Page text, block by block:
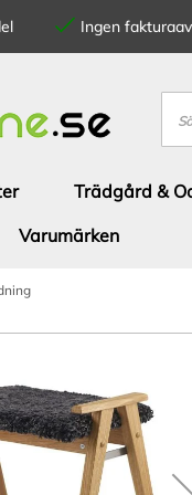
Ingen
Sök
Trädgård &
Varumärken